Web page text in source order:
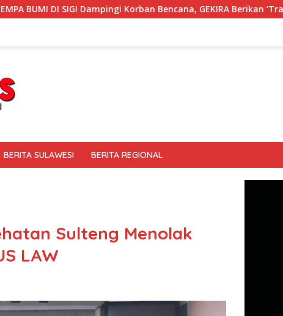
Korban Bencana, GEKIRA Berikan ‘Trauma Healing’
BERITA SULAWESI BERITA REGIONAL
Sulteng Menolak
LAW